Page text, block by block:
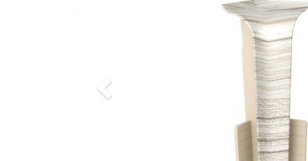
Previous